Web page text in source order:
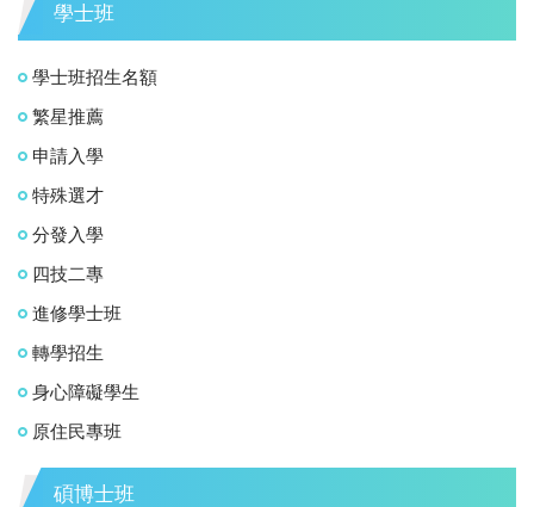
學士班
學士班招生名額
繁星推薦
申請入學
特殊選才
分發入學
四技二專
進修學士班
轉學招生
身心障礙學生
原住民專班
碩博士班